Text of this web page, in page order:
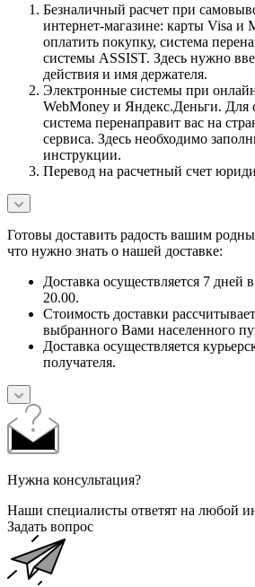
Безналичный расчет при
интернет-магазине: карты Visa и
оплатить покупку, система
системы ASSIST. Здесь нужно
действия и имя держателя.
Электронные системы при
WebMoney и Яндекс.Деньги. Для
система перенаправит вас на
сервиса. Здесь необходимо
инструкции.
Перевод на расчетный счет
Готовы доставить радость вашим
что нужно знать о нашей доставке:
Доставка осуществляется 7 дней
20.00.
Стоимость доставки
выбранного Вами населенного
Доставка осуществляется
получателя.
Нужна консультация?
Наши специалисты ответят на любой
Задать вопрос